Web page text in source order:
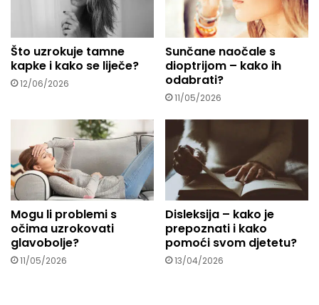
Što uzrokuje tamne
kapke i kako se liječe?
12/06/2026
Sunčane naočale s
dioptrijom – kako ih
odabrati?
11/05/2026
Mogu li problemi s
očima uzrokovati
glavobolje?
11/05/2026
Disleksija – kako je
prepoznati i kako
pomoći svom djetetu?
13/04/2026